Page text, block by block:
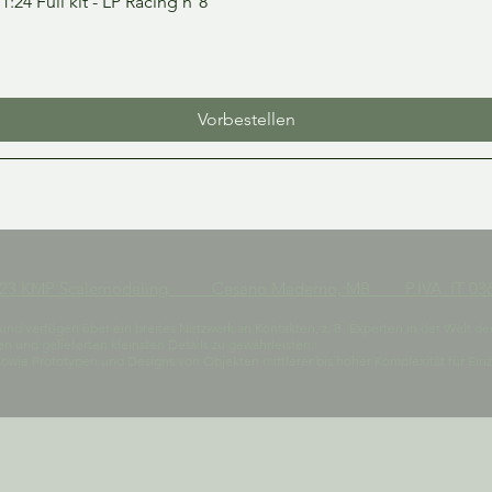
Vorbestellen